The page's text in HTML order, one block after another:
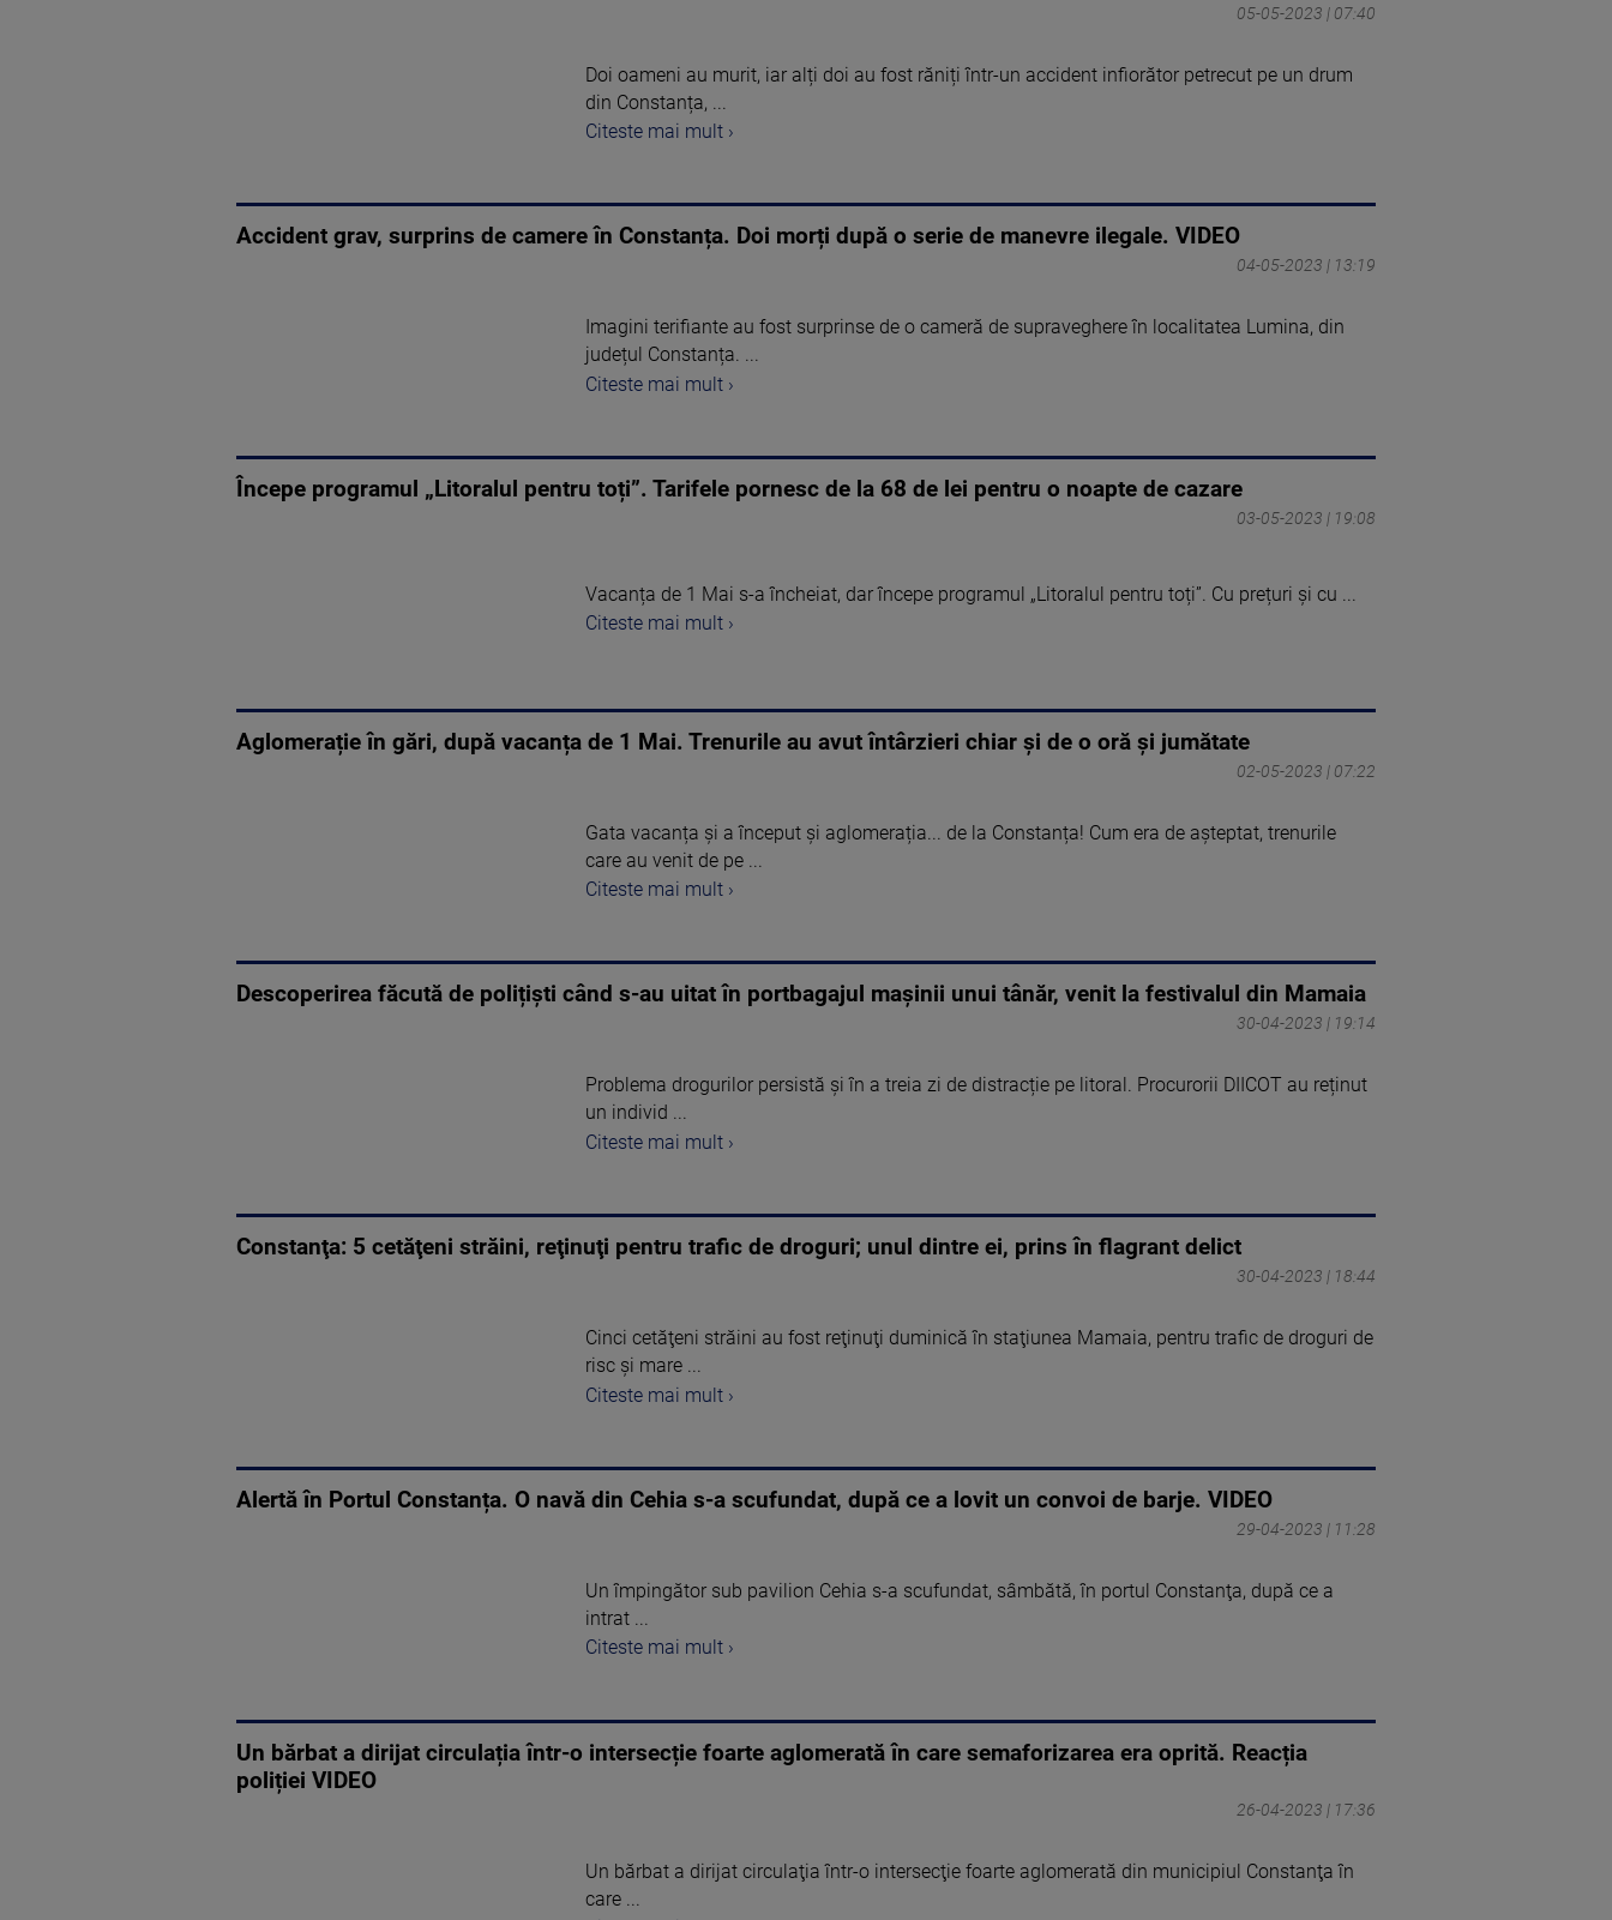
05-05-2023 | 07:40
Doi oameni au murit, iar alți doi au fost răniți într-un accident infiorător petrecut pe un drum
din Constanța, ...
Citeste mai mult ›
Accident grav, surprins de camere în Constanța. Doi morți după o serie de manevre ilegale. VIDEO
04-05-2023 | 13:19
Imagini terifiante au fost surprinse de o cameră de supraveghere în localitatea Lumina, din
județul Constanța. ...
Citeste mai mult ›
Începe programul „Litoralul pentru toți”. Tarifele pornesc de la 68 de lei pentru o noapte de cazare
03-05-2023 | 19:08
Vacanța de 1 Mai s-a încheiat, dar începe programul „Litoralul pentru toți”. Cu prețuri și cu ...
Citeste mai mult ›
Aglomerație în gări, după vacanța de 1 Mai. Trenurile au avut întârzieri chiar și de o oră și jumătate
02-05-2023 | 07:22
Gata vacanța și a început și aglomerația... de la Constanța! Cum era de așteptat, trenurile
care au venit de pe ...
Citeste mai mult ›
Descoperirea făcută de polițiști când s-au uitat în portbagajul mașinii unui tânăr, venit la festivalul din Mamaia
30-04-2023 | 19:14
Problema drogurilor persistă și în a treia zi de distracție pe litoral. Procurorii DIICOT au reținut
un individ ...
Citeste mai mult ›
Constanţa: 5 cetăţeni străini, reţinuţi pentru trafic de droguri; unul dintre ei, prins în flagrant delict
30-04-2023 | 18:44
Cinci cetăţeni străini au fost reţinuţi duminică în staţiunea Mamaia, pentru trafic de droguri de
risc şi mare ...
Citeste mai mult ›
Alertă în Portul Constanța. O navă din Cehia s-a scufundat, după ce a lovit un convoi de barje. VIDEO
29-04-2023 | 11:28
Un împingător sub pavilion Cehia s-a scufundat, sâmbătă, în portul Constanţa, după ce a
intrat ...
Citeste mai mult ›
Un bărbat a dirijat circulația într-o intersecție foarte aglomerată în care semaforizarea era oprită. Reacția
poliției VIDEO
26-04-2023 | 17:36
Un bărbat a dirijat circulaţia într-o intersecţie foarte aglomerată din municipiul Constanţa în
care ...